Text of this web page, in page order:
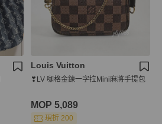
Louis Vuitton
❣LV 咖格金鍊一字拉Mini麻將手提包
MOP 5,089
現折 200